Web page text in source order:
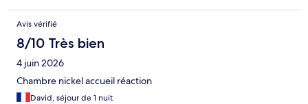
Avis vérifié
8/10 Très bien
4 juin 2026
Chambre nickel accueil réaction
David, séjour de 1 nuit